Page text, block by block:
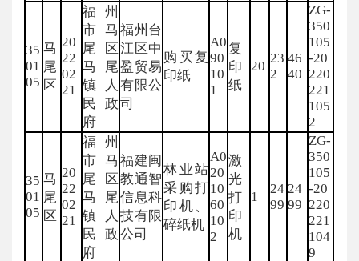
35
01
05
马
尾
区
20
22
02
21
福州
市马
尾区
马尾
镇人
民政
府
福州台
江区中
盈贸易
有限公
司
购买复
印纸
A0
90
10
1
复
印
纸
20
23
2
46
40
ZG-
350
105
-20
220
221
105
2
35
01
05
马
尾
区
20
22
02
21
福州
市马
尾区
马尾
镇人
民政
府
福建闽
教通智
信息科
技有限
公司
林业站
采购打
印机、
碎纸机
A0
20
10
60
10
2
激
光
打
印
机
1
24
99
24
99
ZG-
350
105
-20
220
221
104
9